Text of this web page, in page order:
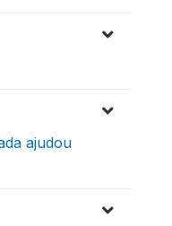
ajudou